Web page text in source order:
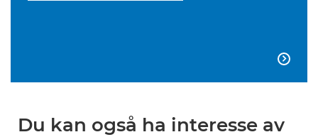

Du kan også ha interesse av